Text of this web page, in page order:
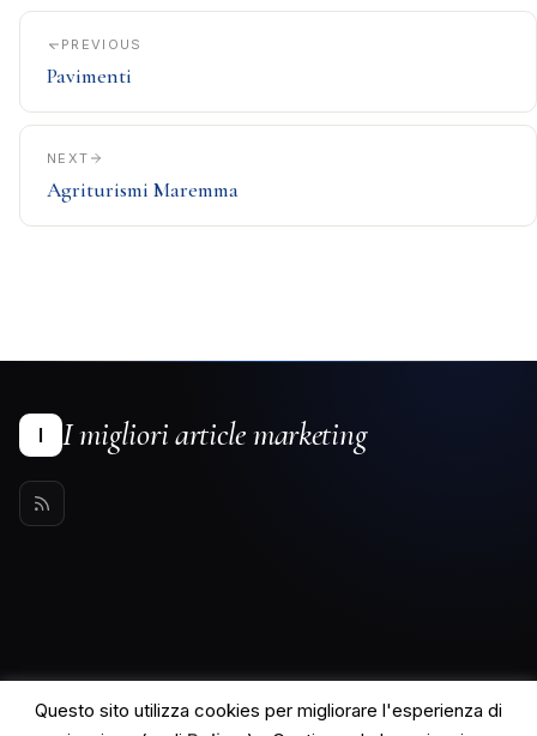
PREVIOUS
Pavimenti
NEXT
Agriturismi Maremma
I I migliori article marketing
Questo sito utilizza cookies per migliorare l'esperienza di